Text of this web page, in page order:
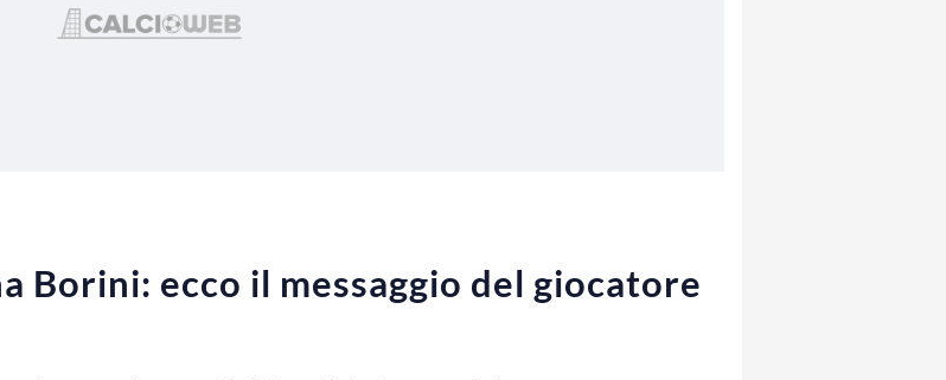
Borini: ecco il messaggio del giocatore